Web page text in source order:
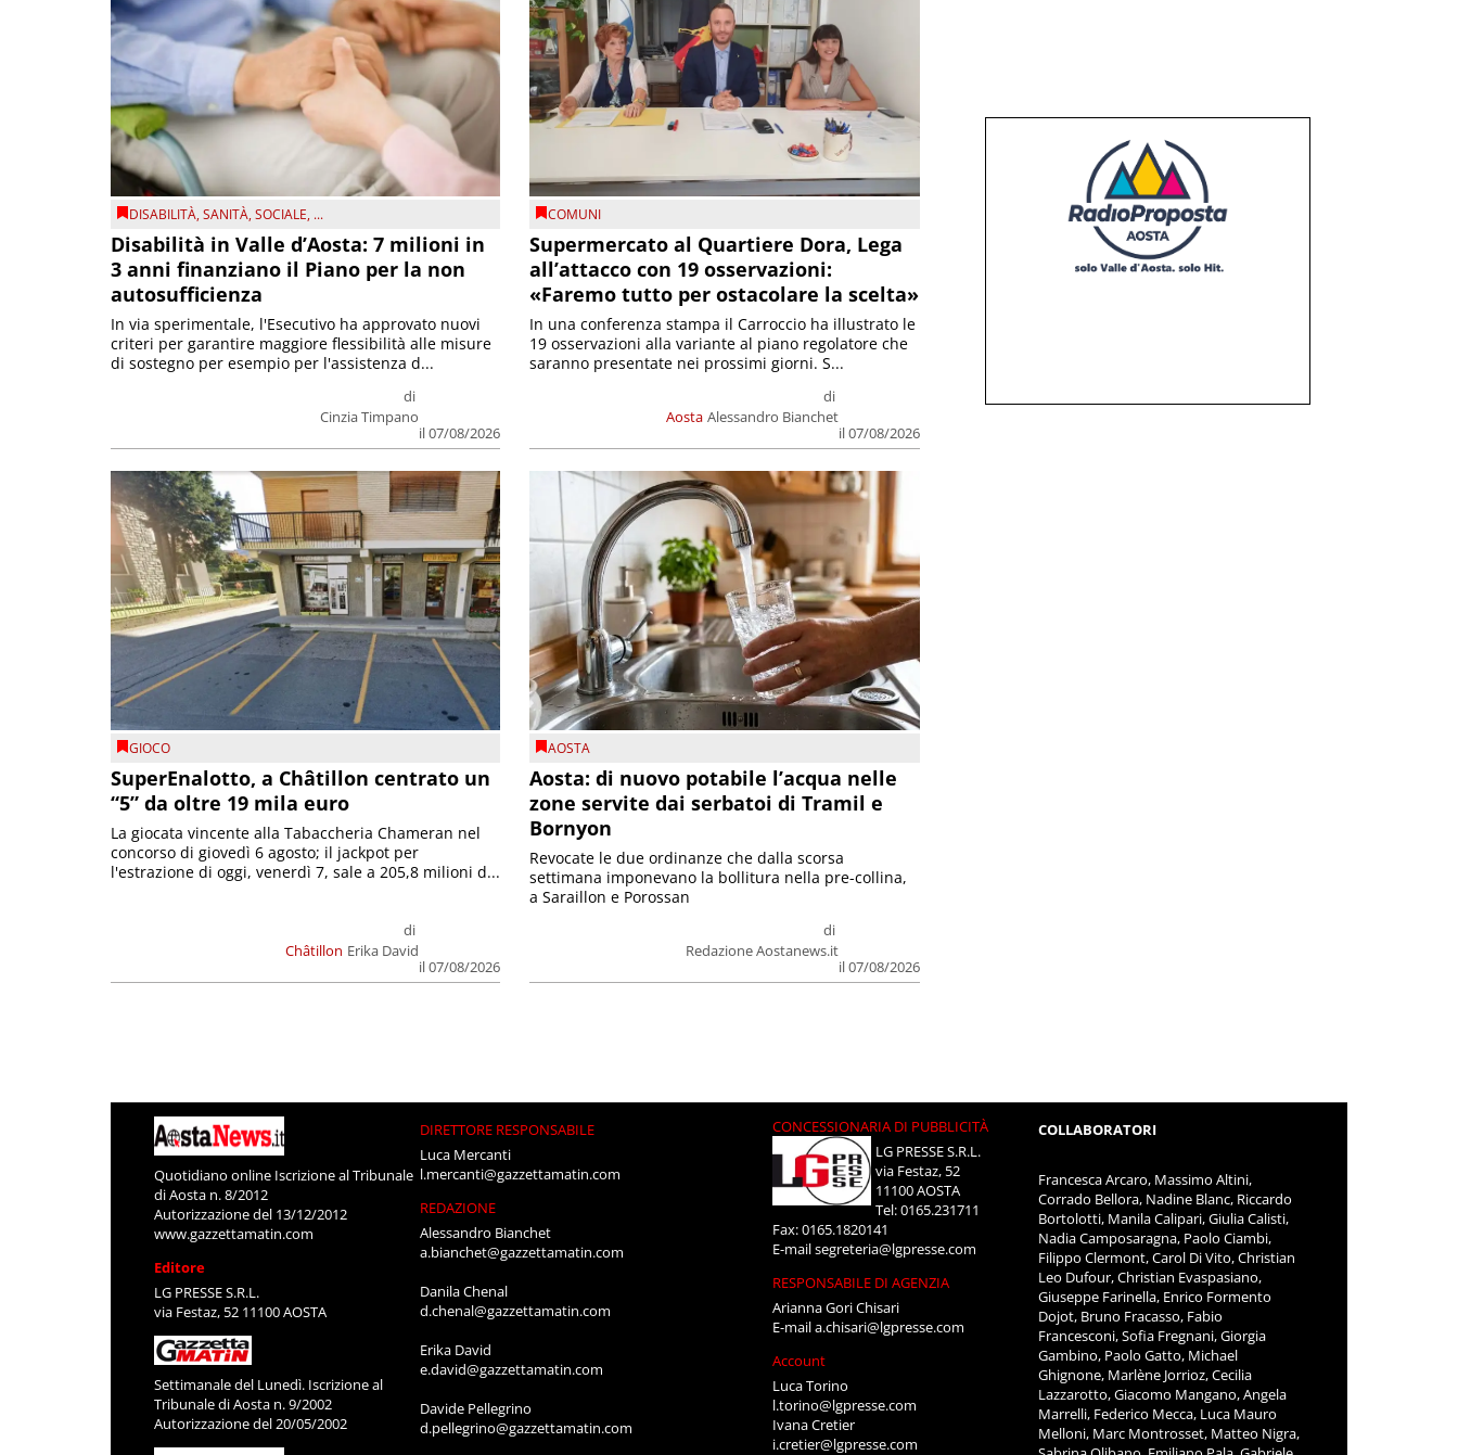
DISABILITÀ,SANITÀ,SOCIALE, ...
Disabilità in Valle d’Aosta: 7 milioni in
3 anni finanziano il Piano per la non
autosufficienza
di
Cinzia Timpano
il 07/08/2026
In via sperimentale, l'Esecutivo ha approvato nuovi
criteri per garantire maggiore flessibilità alle misure
di sostegno per esempio per l'assistenza d...
COMUNI
Supermercato al Quartiere Dora, Lega
all’attacco con 19 osservazioni:
«Faremo tutto per ostacolare la scelta»
Aosta
di
Alessandro Bianchet
il 07/08/2026
In una conferenza stampa il Carroccio ha illustrato le
19 osservazioni alla variante al piano regolatore che
saranno presentate nei prossimi giorni. S...
GIOCO
SuperEnalotto, a Châtillon centrato un
“5” da oltre 19 mila euro
Châtillon
di
Erika David
il 07/08/2026
La giocata vincente alla Tabaccheria Chameran nel
concorso di giovedì 6 agosto; il jackpot per
l'estrazione di oggi, venerdì 7, sale a 205,8 milioni d...
AOSTA
Aosta: di nuovo potabile l’acqua nelle
zone servite dai serbatoi di Tramil e
Bornyon
di
Redazione Aostanews.it
il 07/08/2026
Revocate le due ordinanze che dalla scorsa
settimana imponevano la bollitura nella pre-collina,
a Saraillon e Porossan
Quotidiano online Iscrizione al Tribunale
di Aosta n. 8/2012
Autorizzazione del 13/12/2012
www.gazzettamatin.com
Editore
LG PRESSE S.R.L.
via Festaz, 52 11100 AOSTA
Settimanale del Lunedì. Iscrizione al
Tribunale di Aosta n. 9/2002
Autorizzazione del 20/05/2002
DIRETTORE RESPONSABILE
Luca Mercanti
l.mercanti@gazzettamatin.com
REDAZIONE
Alessandro Bianchet
a.bianchet@gazzettamatin.com
Danila Chenal
d.chenal@gazzettamatin.com
Erika David
e.david@gazzettamatin.com
Davide Pellegrino
d.pellegrino@gazzettamatin.com
CONCESSIONARIA DI PUBBLICITÀ
LG PRESSE S.R.L.
via Festaz, 52
11100 AOSTA
Tel: 0165.231711
Fax: 0165.1820141
E-mailsegreteria@lgpresse.com
RESPONSABILE DI AGENZIA
Arianna Gori Chisari
E-maila.chisari@lgpresse.com
Account
Luca Torino
l.torino@lgpresse.com
Ivana Cretier
i.cretier@lgpresse.com
COLLABORATORI
Francesca Arcaro, Massimo Altini,
Corrado Bellora, Nadine Blanc, Riccardo
Bortolotti, Manila Calipari, Giulia Calisti,
Nadia Camposaragna, Paolo Ciambi,
Filippo Clermont, Carol Di Vito, Christian
Leo Dufour, Christian Evaspasiano,
Giuseppe Farinella, Enrico Formento
Dojot, Bruno Fracasso, Fabio
Francesconi, Sofia Fregnani, Giorgia
Gambino, Paolo Gatto, Michael
Ghignone, Marlène Jorrioz, Cecilia
Lazzarotto, Giacomo Mangano, Angela
Marrelli, Federico Mecca, Luca Mauro
Melloni, Marc Montrosset, Matteo Nigra,